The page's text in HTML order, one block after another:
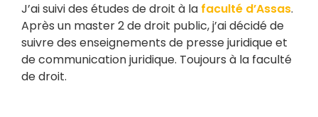
J’ai suivi des études de droit à la faculté d’Assas.
Après un master 2 de droit public, j’ai décidé de
suivre des enseignements de presse juridique et
de communication juridique. Toujours à la faculté
de droit.